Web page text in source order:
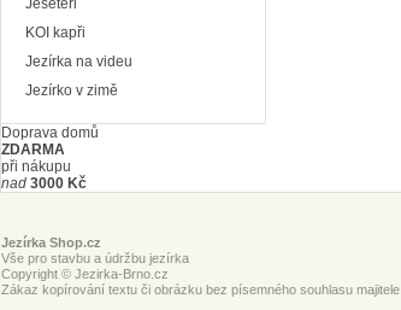
Jeseteři
KOI kapři
Jezírka na videu
Jezírko v zimě
Doprava domů
ZDARMA
při nákupu
nad 3000 Kč
Jezírka Shop.cz
Vše pro stavbu a údržbu jezírka
Copyright © Jezirka-Brno.cz
Zákaz kopírování textu či obrázku bez písemného souhlasu majitele.